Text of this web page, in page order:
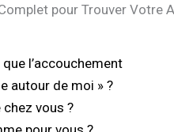
pour Trouver Votre
l’accouchement
autour de moi » ?
vous ?